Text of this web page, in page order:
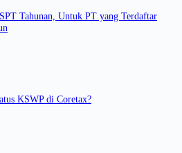
Tahunan, Untuk PT yang Terdaftar
KSWP di Coretax?